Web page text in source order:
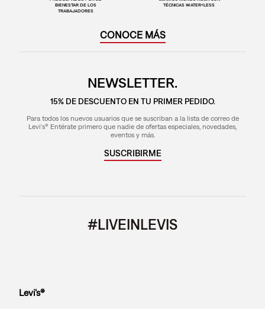
BIENESTAR DE LOS
TRABAJADORES
TÉCNICAS WATER<LESS
CONOCE MÁS
NEWSLETTER.
15% DE DESCUENTO EN TU PRIMER PEDIDO.
Para todos los nuevos usuarios que se suscriban a la lista de correo de
Levi's® Entérate primero que nadie de ofertas especiales, novedades,
eventos y más.
SUSCRIBIRME
#LIVEINLEVIS
Levi’s®